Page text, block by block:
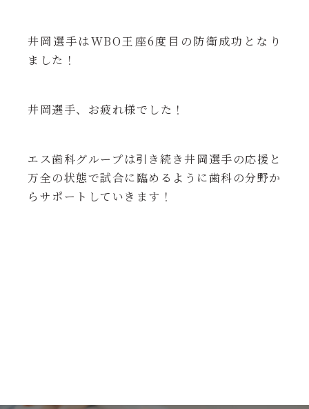
井岡選手はWBO王座6度目の防衛成功となり
ました！
井岡選手、お疲れ様でした！
エス歯科グループは引き続き井岡選手の応援と
万全の状態で試合に臨めるように歯科の分野か
らサポートしていきます！